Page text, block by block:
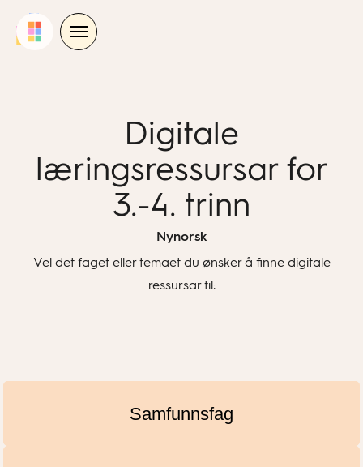
Digitale
læringsressursar for
3.-4. trinn
Nynorsk
Vel det faget eller temaet du ønsker å finne digitale
ressursar til:
Samfunnsfag